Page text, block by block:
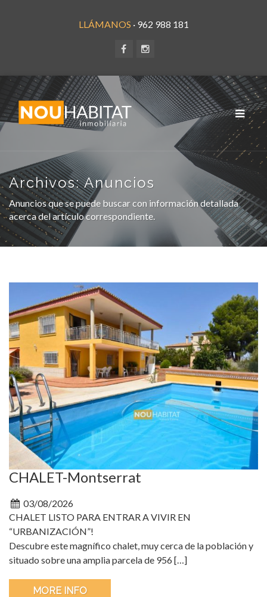
LLÁMANOS · 962 988 181
Toggle
Archivos:Anuncios
Anuncios que se puede buscar con información detallada
acerca del artículo correspondiente.
CHALET-Montserrat
03/08/2026
CHALET LISTO PARA ENTRAR A VIVIR EN
“URBANIZACIÓN”!
Descubre este magnífico chalet, muy cerca de la población y
situado sobre una amplia parcela de 956 […]
MORE INFO